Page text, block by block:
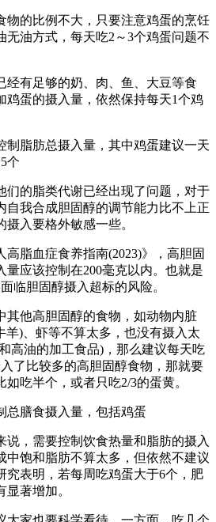
物的比例不大，只要注意鸡蛋的烹饪
无油方式，每天吃2～3个鸡蛋问题不
经有足够的奶、肉、鱼、大豆等食
鸡蛋的摄入量，依然保持每天1个鸡
制脂肪总摄入量，其中鸡蛋建议一天
个
们的脂类代谢已经出现了问题，对于
自我合成胆固醇的调节能力比不上正
入要格外敏感一些。
脂血症食养指南(2023)》，高胆固
量应该控制在200毫克以内。也就是
临胆固醇摄入超标的风险。
其他高胆固醇的食物，如动物内脏
羊)、虾等不算太多，也没有摄入太
高油的加工食品)，那么建议每天吃
了比较多的高胆固醇食物，那就要
吃半个，或者只吃2/3的蛋黄。
总膳食摄入量，包括鸡蛋
说，需要控制饮食热量和脂肪的摄入
中饱和脂肪不算太多，但依然不建议
究表明，若每周吃鸡蛋大于6个，肥
著增加。